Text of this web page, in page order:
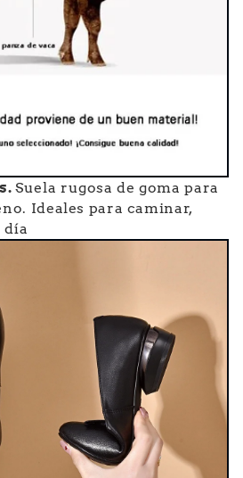
Suela rugosa de goma para
Ideales para caminar,
día